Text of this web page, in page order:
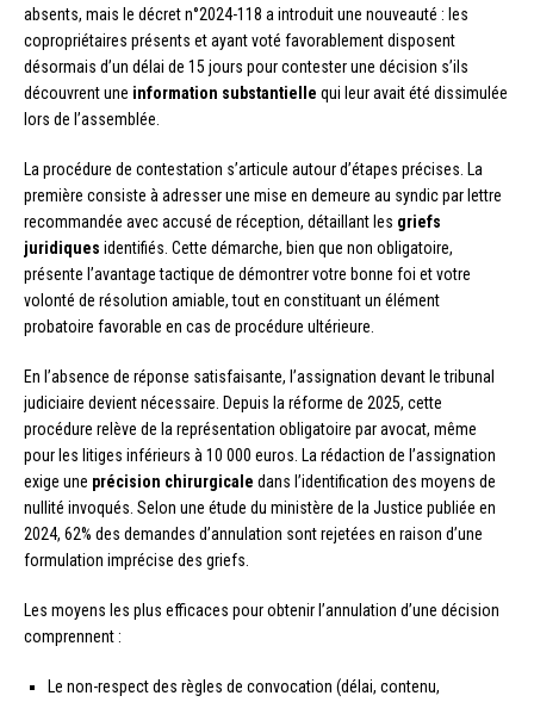
absents, mais le décret n°2024-118 a introduit une nouveauté : les
copropriétaires présents et ayant voté favorablement disposent
désormais d’un délai de 15 jours pour contester une décision s’ils
découvrent une information substantielle qui leur avait été dissimulée
lors de l’assemblée.
La procédure de contestation s’articule autour d’étapes précises. La
première consiste à adresser une mise en demeure au syndic par lettre
recommandée avec accusé de réception, détaillant les griefs
juridiques identifiés. Cette démarche, bien que non obligatoire,
présente l’avantage tactique de démontrer votre bonne foi et votre
volonté de résolution amiable, tout en constituant un élément
probatoire favorable en cas de procédure ultérieure.
En l’absence de réponse satisfaisante, l’assignation devant le tribunal
judiciaire devient nécessaire. Depuis la réforme de 2025, cette
procédure relève de la représentation obligatoire par avocat, même
pour les litiges inférieurs à 10 000 euros. La rédaction de l’assignation
exige une précision chirurgicale dans l’identification des moyens de
nullité invoqués. Selon une étude du ministère de la Justice publiée en
2024, 62% des demandes d’annulation sont rejetées en raison d’une
formulation imprécise des griefs.
Les moyens les plus efficaces pour obtenir l’annulation d’une décision
comprennent :
Le non-respect des règles de convocation (délai, contenu,